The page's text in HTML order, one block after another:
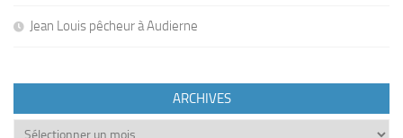
Jean Louis pêcheur à Audierne
ARCHIVES
Archives